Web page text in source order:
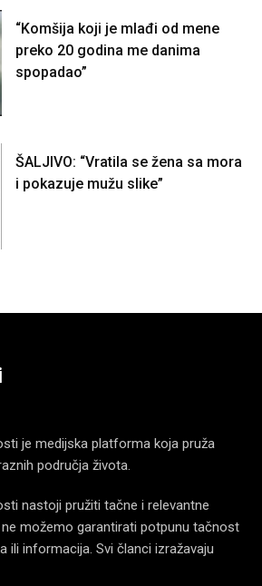
“Komšija koji je mlađi od mene
preko 20 godina me danima
spopadao”
ŠALJIVO: “Vratila se žena sa mora
i pokazuje mužu slike”
je medijska platforma koja pruža
područja života.
nastoji pružiti tačne i relevantne
možemo garantirati potpunu tačnost
ili informacija. Svi članci izražavaju